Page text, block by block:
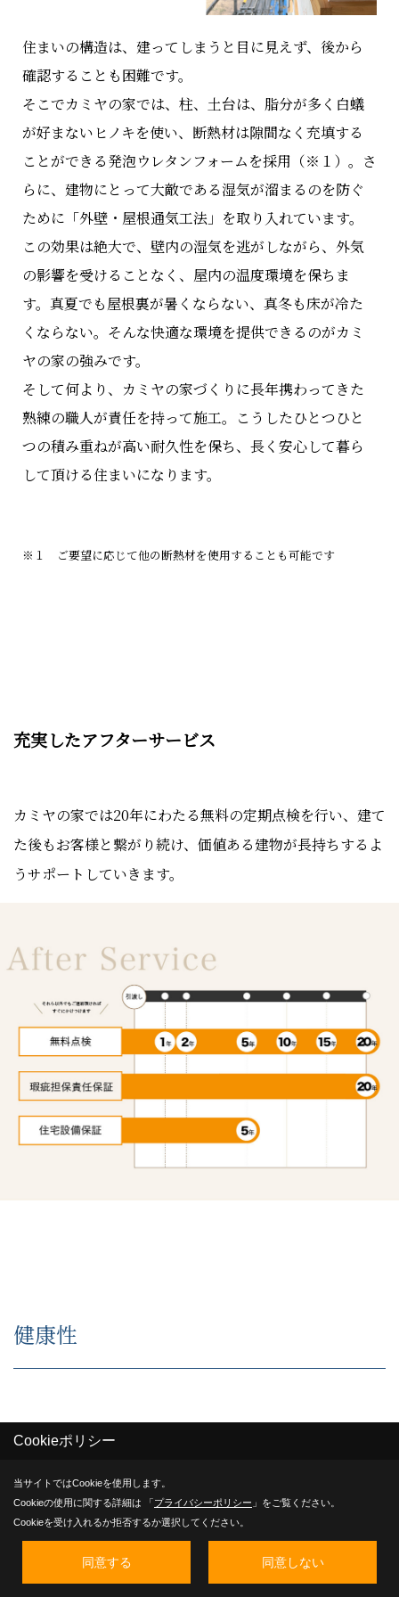
住まいの構造は、建ってしまうと目に見えず、後から
確認することも困難です。
そこでカミヤの家では、柱、土台は、脂分が多く白蟻
が好まないヒノキを使い、断熱材は隙間なく充填する
ことができる発泡ウレタンフォームを採用（※１）。さ
らに、建物にとって大敵である湿気が溜まるのを防ぐ
ために「外壁・屋根通気工法」を取り入れています。
この効果は絶大で、壁内の湿気を逃がしながら、外気
の影響を受けることなく、屋内の温度環境を保ちま
す。真夏でも屋根裏が暑くならない、真冬も床が冷た
くならない。そんな快適な環境を提供できるのがカミ
ヤの家の強みです。
そして何より、カミヤの家づくりに長年携わってきた
熟練の職人が責任を持って施工。こうしたひとつひと
つの積み重ねが高い耐久性を保ち、長く安心して暮ら
して頂ける住まいになります。
※１ ご要望に応じて他の断熱材を使用することも可能です
充実したアフターサービス
カミヤの家では20年にわたる無料の定期点検を行い、建て
た後もお客様と繋がり続け、価値ある建物が長持ちするよ
うサポートしていきます。
健康性
寒い冬でも、廊下や浴室、トイレまで「温度差」
リビングは快適でも、部屋を一歩出ればまるで別世界
のように暑かったり寒かったり――特に寒さの不快感は温
Cookieポリシー
当サイトではCookieを使用します。
Cookieの使用に関する詳細は 「プライバシーポリシー 」をご覧ください。
Cookieを受け入れるか拒否するか選択してください。
同意する 同意しない